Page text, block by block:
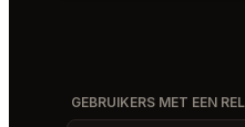
GEBRUIKERS MET EEN